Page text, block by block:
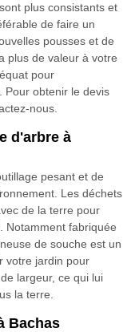
plus consistants et
de faire un
pousses et de
plus de valeur à votre
pour
Pour obtenir le devis
nous.
d'arbre à
pesant et de
Les déchets
de la terre pour
Notamment fabriquée
de souche est un
votre jardin pour
largeur, ce qui lui
la terre.
Bachas